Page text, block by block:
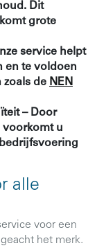
Dit
grote
service helpt
en te voldoen
zoals de NEN
– Door
u
alle
voor een
het merk.